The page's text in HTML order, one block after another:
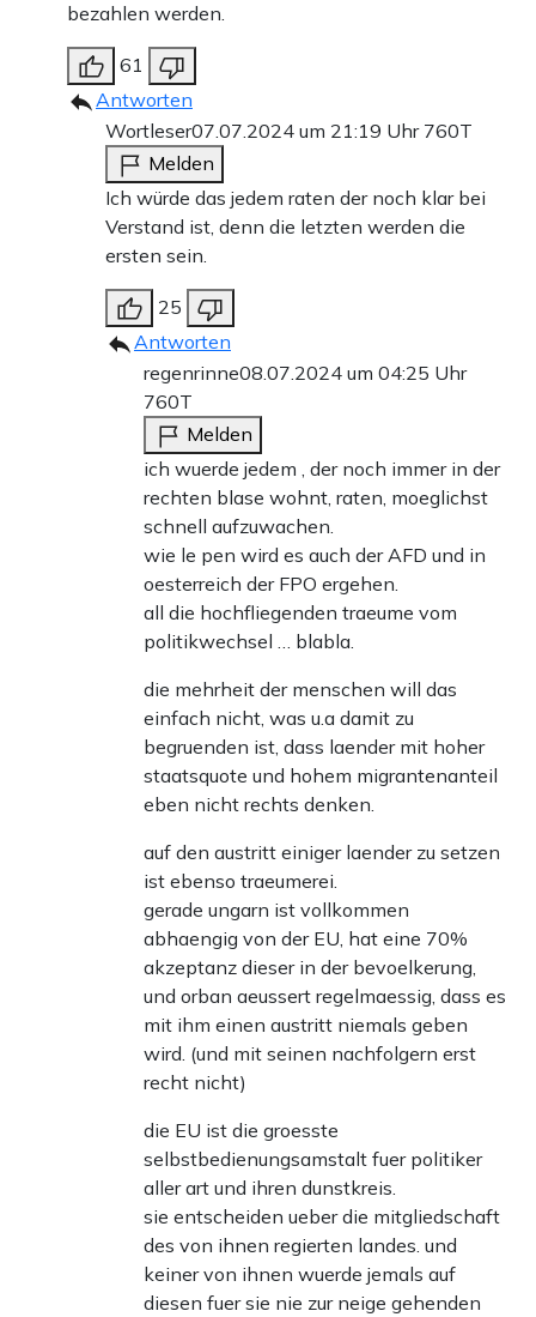
bezahlen werden.
61
Antworten
Wortleser07.07.2024 um 21:19 Uhr 760T
Melden
Ich würde das jedem raten der noch klar bei
Verstand ist, denn die letzten werden die
ersten sein.
25
Antworten
regenrinne08.07.2024 um 04:25 Uhr
760T
Melden
ich wuerde jedem , der noch immer in der
rechten blase wohnt, raten, moeglichst
schnell aufzuwachen.
wie le pen wird es auch der AFD und in
oesterreich der FPO ergehen.
all die hochfliegenden traeume vom
politikwechsel … blabla.
die mehrheit der menschen will das
einfach nicht, was u.a damit zu
begruenden ist, dass laender mit hoher
staatsquote und hohem migrantenanteil
eben nicht rechts denken.
auf den austritt einiger laender zu setzen
ist ebenso traeumerei.
gerade ungarn ist vollkommen
abhaengig von der EU, hat eine 70%
akzeptanz dieser in der bevoelkerung,
und orban aeussert regelmaessig, dass es
mit ihm einen austritt niemals geben
wird. (und mit seinen nachfolgern erst
recht nicht)
die EU ist die groesste
selbstbedienungsamstalt fuer politiker
aller art und ihren dunstkreis.
sie entscheiden ueber die mitgliedschaft
des von ihnen regierten landes. und
keiner von ihnen wuerde jemals auf
diesen fuer sie nie zur neige gehenden